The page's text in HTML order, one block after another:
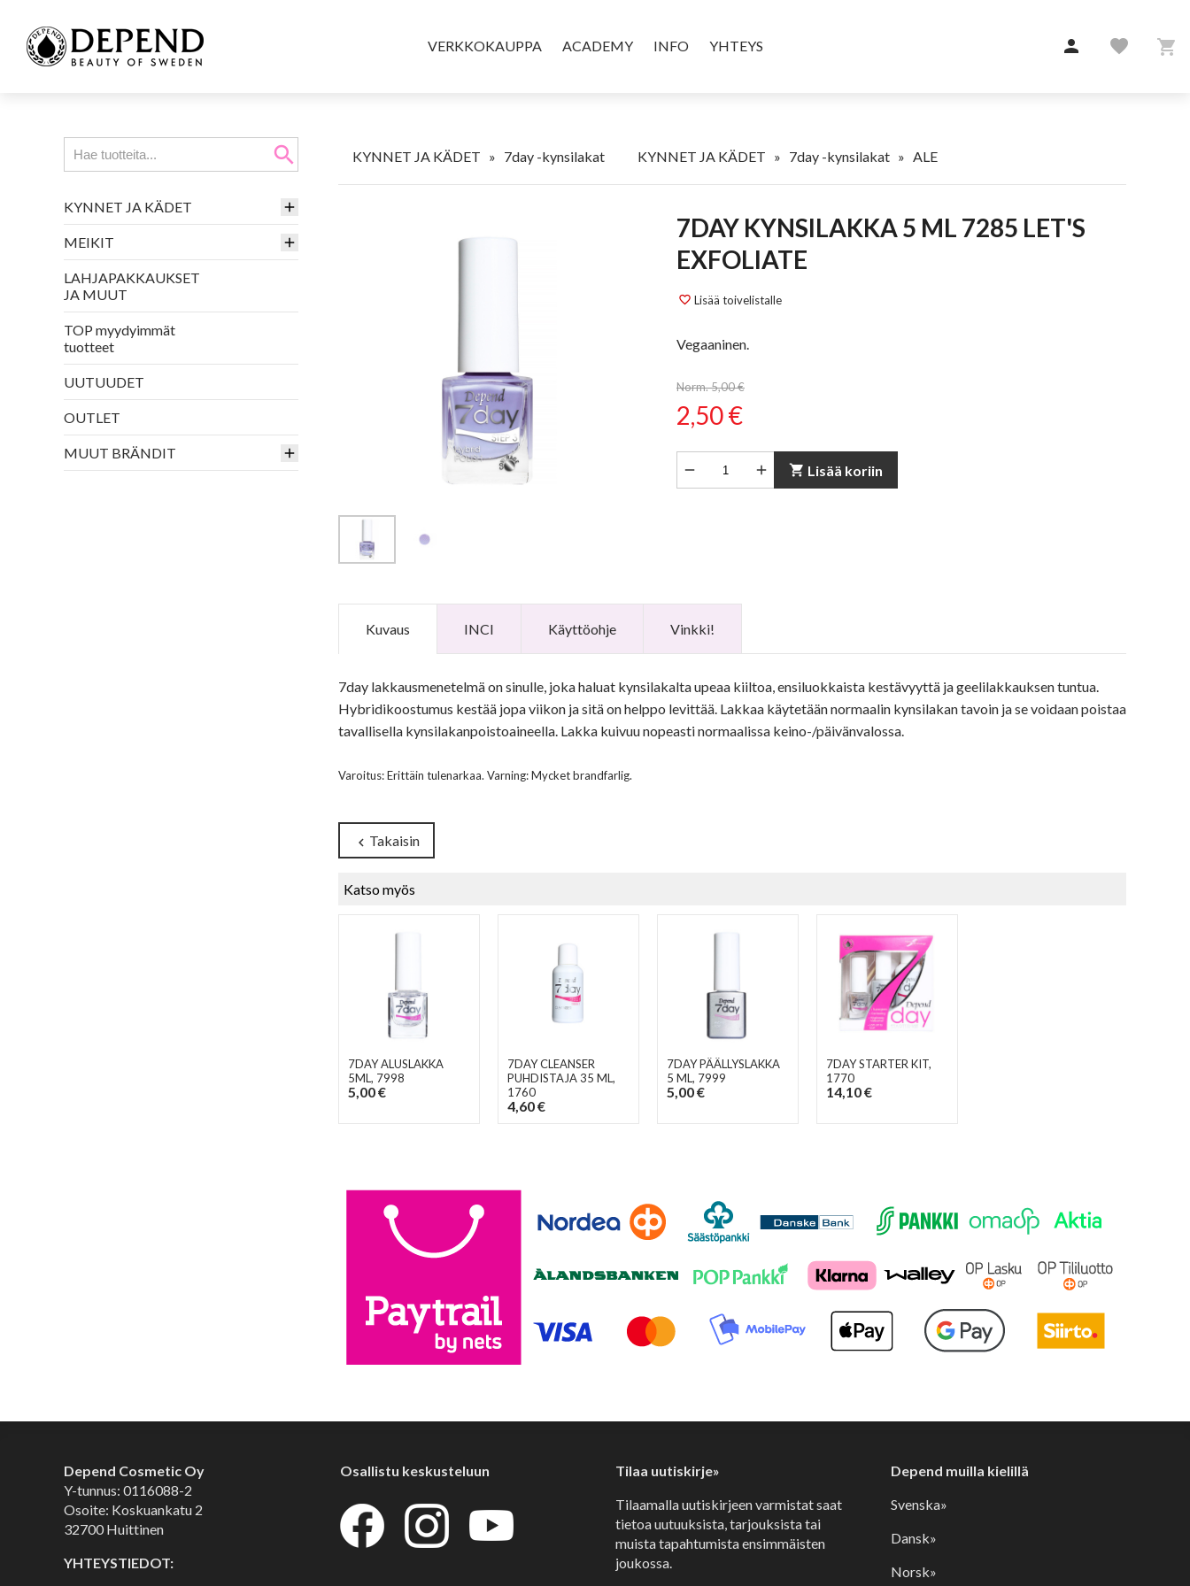
VERKKOKAUPPA ACADEMY INFO YHTEYS  favorite 
search
KYNNET JA KÄDET
MEIKIT
LAHJAPAKKAUKSET
JA MUUT
TOP myydyimmät
tuotteet
UUTUUDET
OUTLET
MUUT BRÄNDIT
KYNNET JA KÄDET » 7day -kynsilakat KYNNET JA KÄDET » 7day -kynsilakat » ALE
7DAY KYNSILAKKA 5 ML 7285 LET'S
EXFOLIATE
favorite_border Lisää toivelistalle
Vegaaninen.
Norm. 5,00 €
2,50 €
  shopping_cart Lisää koriin
Kuvaus INCI Käyttöohje Vinkki!
7day lakkausmenetelmä on sinulle, joka haluat kynsilakalta upeaa kiiltoa, ensiluokkaista kestävyyttä ja geelilakkauksen tuntua.
Hybridikoostumus kestää jopa viikon ja sitä on helppo levittää. Lakkaa käytetään normaalin kynsilakan tavoin ja se voidaan poistaa
tavallisella kynsilakanpoistoaineella. Lakka kuivuu nopeasti normaalissa keino-/päivänvalossa.
Varoitus: Erittäin tulenarkaa. Varning: Mycket brandfarlig.
chevron_left Takaisin
Katso myös
7DAY ALUSLAKKA
5ML, 7998
5,00 €
7DAY CLEANSER
PUHDISTAJA 35 ML,
1760
4,60 €
7DAY PÄÄLLYSLAKKA
5 ML, 7999
5,00 €
7DAY STARTER KIT,
1770
14,10 €
Depend Cosmetic Oy
Y-tunnus: 0116088-2
Osoite: Koskuankatu 2
32700 Huittinen
YHTEYSTIEDOT:
Osallistu keskusteluun
Tilaa uutiskirje»
Tilaamalla uutiskirjeen varmistat saat
tietoa uutuuksista, tarjouksista tai
muista tapahtumista ensimmäisten
joukossa.
Depend muilla kielillä
Svenska»
Dansk»
Norsk»